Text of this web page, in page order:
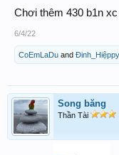
Chơi thêm 430 b1n
6/4/22
CoEmLaDu and
Song băng
Thần Tài